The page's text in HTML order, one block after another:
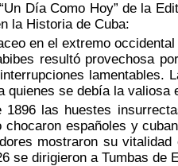
Día Como Hoy” de la
la Historia de Cuba:
en el extremo
resultó provechosa
lamentables.
quienes se debía la valiosa
las huestes
chocaron españoles y
mostraron su
se dirigieron a Tumbas de